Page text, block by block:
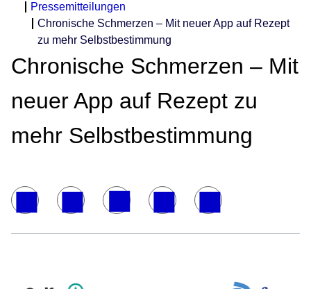
Pressemitteilungen
Chronische Schmerzen – Mit neuer App auf Rezept
zu mehr Selbstbestimmung
Chronische Schmerzen – Mit
neuer App auf Rezept zu
mehr Selbstbestimmung